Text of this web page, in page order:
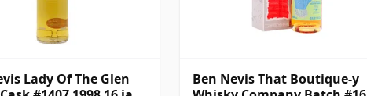
Lady Of The Glen
Ben Nevis That Boutique-y